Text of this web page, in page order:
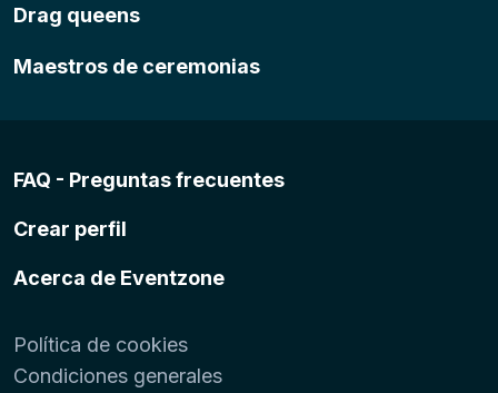
Drag queens
Maestros de ceremonias
FAQ - Preguntas frecuentes
Crear perfil
Acerca de Eventzone
Política de cookies
Condiciones generales